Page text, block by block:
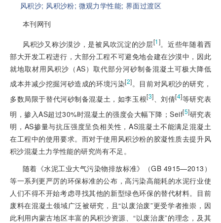
风积沙; 风积沙粉; 微观力学性能;界面过渡区
本刊网刊
风积沙又称沙漠沙，是被风吹沉淀的沙层[1]。近些年随着西
部大开发工程进行，大部分工程不可避免地会建在沙漠中，因此
就地取材用风积沙（AS）取代部分河砂制备混凝土可极大降低
成本并减少挖掘河砂造成的环境污染[2]。目前对风积沙的研究，
多数局限于替代河砂制备混凝土，如李玉根[3] 、刘倩[4]等研究表
明，掺入AS超过30%时混凝土的强度会大幅下降；Seif[5]研究表
明，AS掺量与抗压强度呈负相关性，AS混凝土不能满足混凝土
在工程中的使用要求。而对于使用风积沙粉的胶凝性质去提升风
积沙混凝土力学性能的研究尚有不足。
随着《水泥工业大气污染物排放标准》（GB 4915—2013）
等一系列更严厉的环保标准的公布，高污染高能耗的水泥行业使
人们不得不开始考虑寻找其他的新型绿色环保的替代材料。目前
废料在混凝土领域广泛被研究，且“以废治废”更受学者推崇，因
此利用内蒙古地区丰富的风积沙资源、“以废治废”的理念，及其